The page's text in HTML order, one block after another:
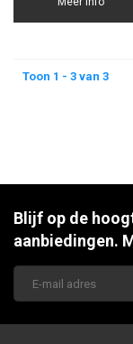
Toon 1 - 3 van 3
Blijf op de
aanbiedingen.